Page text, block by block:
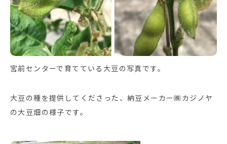
宮前センターで育てている大豆の写真です。
大豆の種を提供してくださった、納豆メーカー㈱カジノヤ
の大豆畑の様子です。